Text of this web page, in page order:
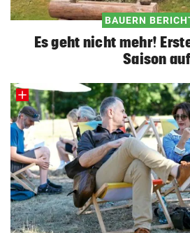
BAUERN
Es geht nicht mehr!
Saison auf